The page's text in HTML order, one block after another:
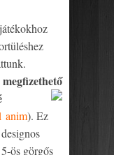
megfizethető
anim). Ez
ös görgős